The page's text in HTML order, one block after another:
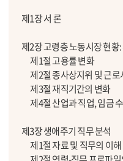
제1장 서 론
제2장 고령층 노동시장 현황
제1절 고용률 변화
제2절 종사상지위 및 근로
제3절 재직기간의 변화
제4절 산업과 직업, 임금
제3장 생애주기 직무 분석
제1절 자료 및 직무의 이해